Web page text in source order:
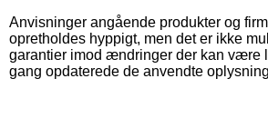
Anvisninger angående produkter og
opretholdes hyppigt, men det er ikke
garantier imod ændringer der kan være
gang opdaterede de anvendte